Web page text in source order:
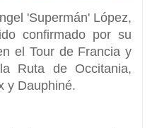
'Supermán' López,
confirmado por su
el Tour de Francia y
Ruta de Occitania,
y Dauphiné.